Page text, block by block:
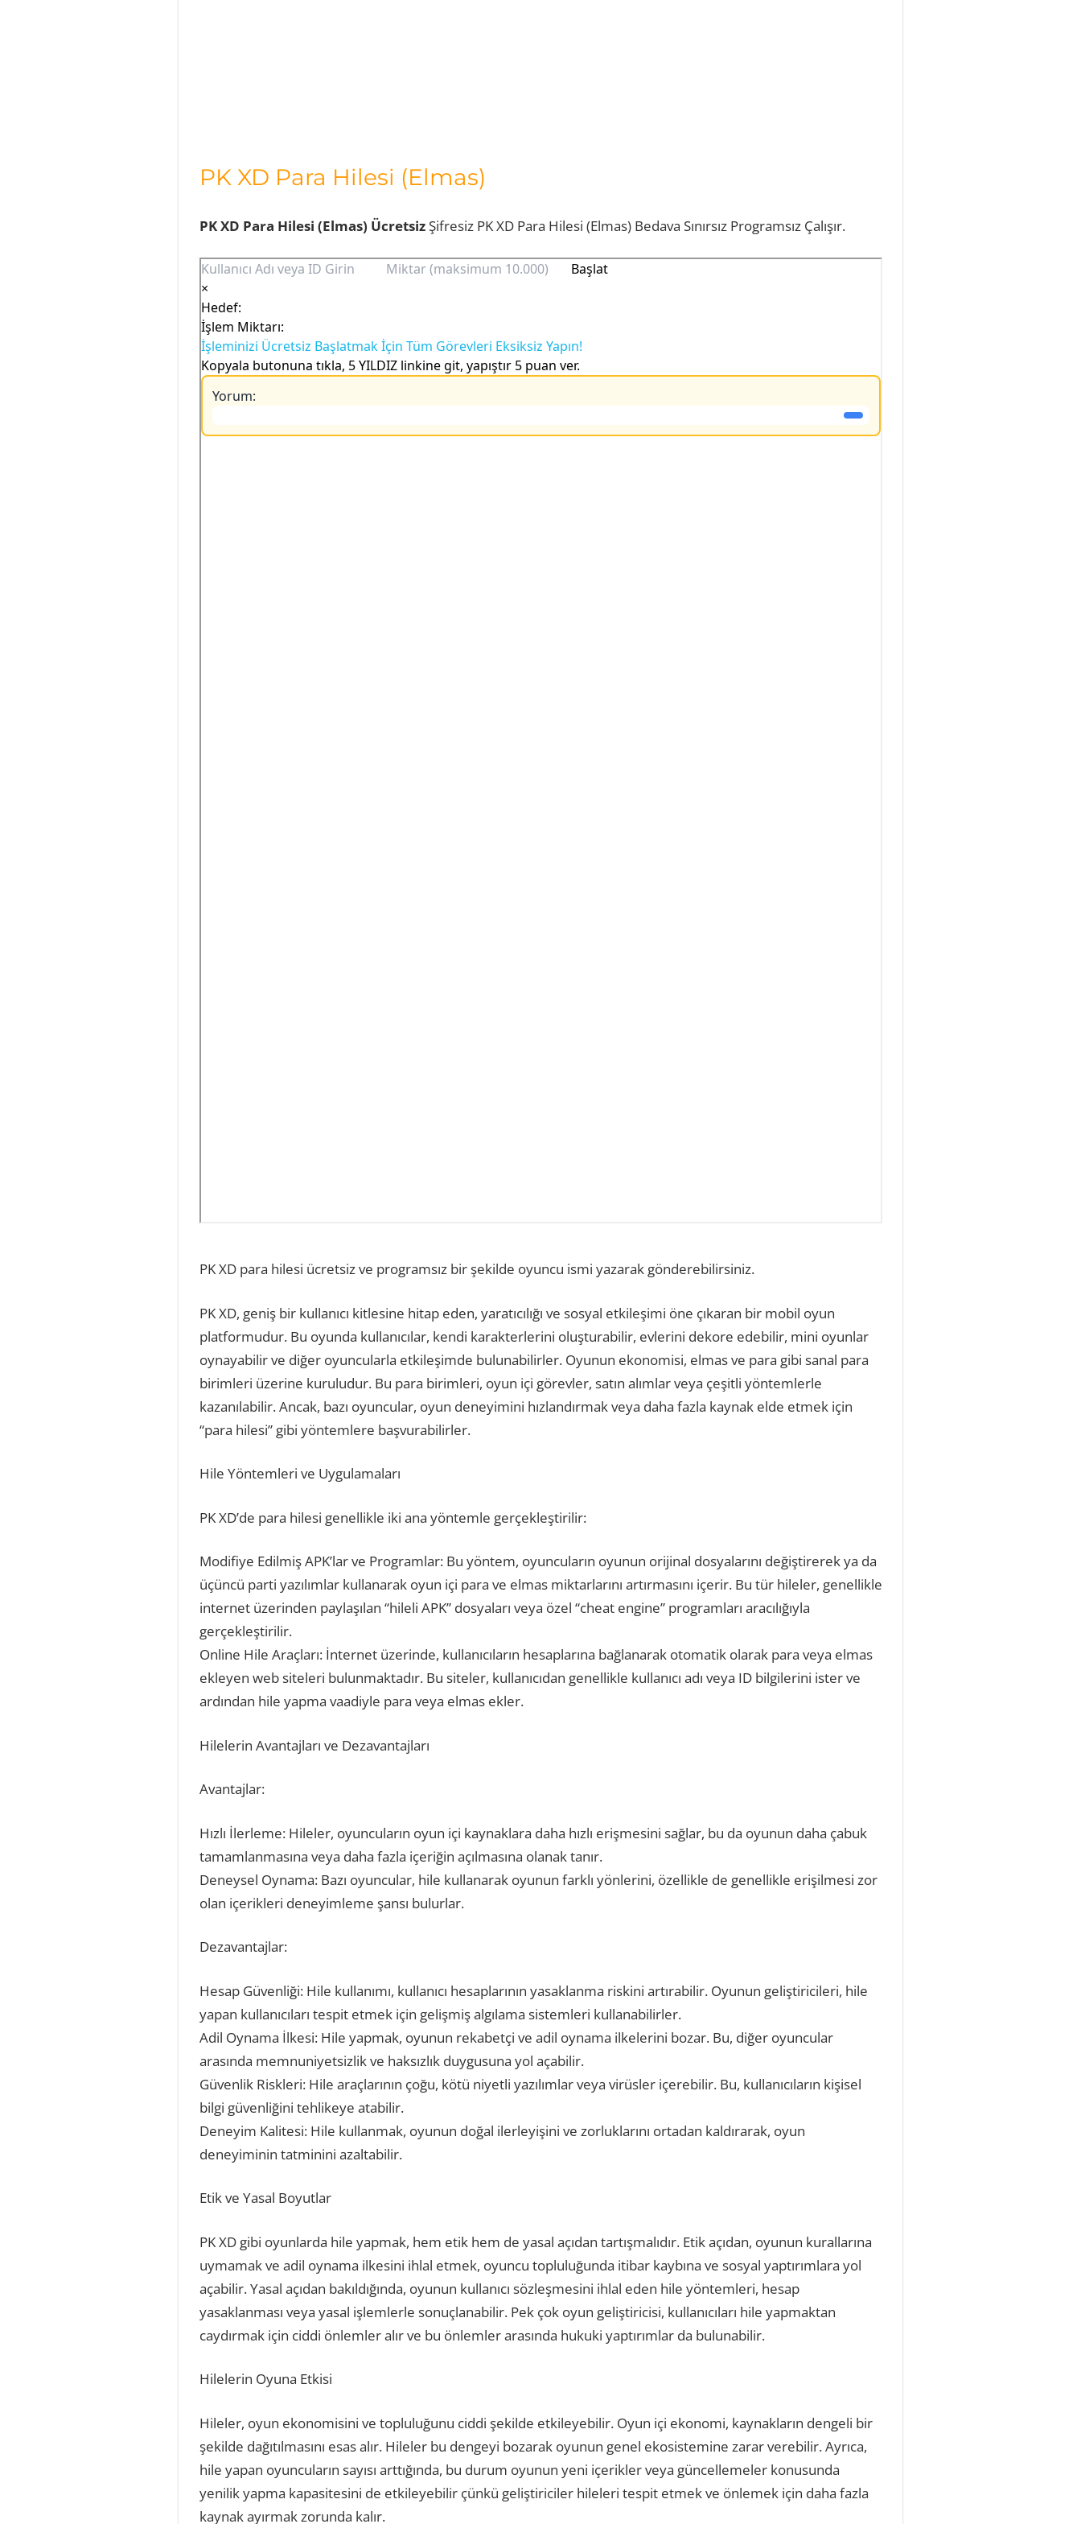
PK XD Para Hilesi (Elmas)
PK XD Para Hilesi (Elmas) ÜcretsizŞifresiz PK XD Para Hilesi (Elmas) Bedava Sınırsız Programsız Çalışır.
PK XD para hilesi ücretsiz ve programsız bir şekilde oyuncu ismi yazarak gönderebilirsiniz.
PK XD, geniş bir kullanıcı kitlesine hitap eden, yaratıcılığı ve sosyal etkileşimi öne çıkaran bir mobil oyun
platformudur. Bu oyunda kullanıcılar, kendi karakterlerini oluşturabilir, evlerini dekore edebilir, mini oyunlar
oynayabilir ve diğer oyuncularla etkileşimde bulunabilirler. Oyunun ekonomisi, elmas ve para gibi sanal para
birimleri üzerine kuruludur. Bu para birimleri, oyun içi görevler, satın alımlar veya çeşitli yöntemlerle
kazanılabilir. Ancak, bazı oyuncular, oyun deneyimini hızlandırmak veya daha fazla kaynak elde etmek için
“para hilesi” gibi yöntemlere başvurabilirler.
Hile Yöntemleri ve Uygulamaları
PK XD’de para hilesi genellikle iki ana yöntemle gerçekleştirilir:
Modifiye Edilmiş APK’lar ve Programlar: Bu yöntem, oyuncuların oyunun orijinal dosyalarını değiştirerek ya da
üçüncü parti yazılımlar kullanarak oyun içi para ve elmas miktarlarını artırmasını içerir. Bu tür hileler, genellikle
internet üzerinden paylaşılan “hileli APK” dosyaları veya özel “cheat engine” programları aracılığıyla
gerçekleştirilir.
Online Hile Araçları: İnternet üzerinde, kullanıcıların hesaplarına bağlanarak otomatik olarak para veya elmas
ekleyen web siteleri bulunmaktadır. Bu siteler, kullanıcıdan genellikle kullanıcı adı veya ID bilgilerini ister ve
ardından hile yapma vaadiyle para veya elmas ekler.
Hilelerin Avantajları ve Dezavantajları
Avantajlar:
Hızlı İlerleme: Hileler, oyuncuların oyun içi kaynaklara daha hızlı erişmesini sağlar, bu da oyunun daha çabuk
tamamlanmasına veya daha fazla içeriğin açılmasına olanak tanır.
Deneysel Oynama: Bazı oyuncular, hile kullanarak oyunun farklı yönlerini, özellikle de genellikle erişilmesi zor
olan içerikleri deneyimleme şansı bulurlar.
Dezavantajlar:
Hesap Güvenliği: Hile kullanımı, kullanıcı hesaplarının yasaklanma riskini artırabilir. Oyunun geliştiricileri, hile
yapan kullanıcıları tespit etmek için gelişmiş algılama sistemleri kullanabilirler.
Adil Oynama İlkesi: Hile yapmak, oyunun rekabetçi ve adil oynama ilkelerini bozar. Bu, diğer oyuncular
arasında memnuniyetsizlik ve haksızlık duygusuna yol açabilir.
Güvenlik Riskleri: Hile araçlarının çoğu, kötü niyetli yazılımlar veya virüsler içerebilir. Bu, kullanıcıların kişisel
bilgi güvenliğini tehlikeye atabilir.
Deneyim Kalitesi: Hile kullanmak, oyunun doğal ilerleyişini ve zorluklarını ortadan kaldırarak, oyun
deneyiminin tatminini azaltabilir.
Etik ve Yasal Boyutlar
PK XD gibi oyunlarda hile yapmak, hem etik hem de yasal açıdan tartışmalıdır. Etik açıdan, oyunun kurallarına
uymamak ve adil oynama ilkesini ihlal etmek, oyuncu topluluğunda itibar kaybına ve sosyal yaptırımlara yol
açabilir. Yasal açıdan bakıldığında, oyunun kullanıcı sözleşmesini ihlal eden hile yöntemleri, hesap
yasaklanması veya yasal işlemlerle sonuçlanabilir. Pek çok oyun geliştiricisi, kullanıcıları hile yapmaktan
caydırmak için ciddi önlemler alır ve bu önlemler arasında hukuki yaptırımlar da bulunabilir.
Hilelerin Oyuna Etkisi
Hileler, oyun ekonomisini ve topluluğunu ciddi şekilde etkileyebilir. Oyun içi ekonomi, kaynakların dengeli bir
şekilde dağıtılmasını esas alır. Hileler bu dengeyi bozarak oyunun genel ekosistemine zarar verebilir. Ayrıca,
hile yapan oyuncuların sayısı arttığında, bu durum oyunun yeni içerikler veya güncellemeler konusunda
yenilik yapma kapasitesini de etkileyebilir çünkü geliştiriciler hileleri tespit etmek ve önlemek için daha fazla
kaynak ayırmak zorunda kalır.